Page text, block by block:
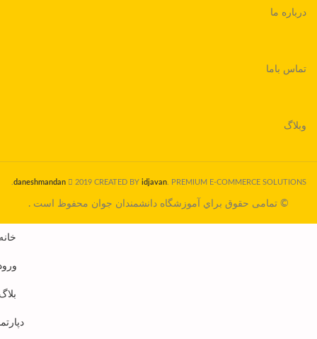
درباره ما
تماس باما
وبلاگ
daneshmandan 2019 CREATED BY idjavan. PREMIUM E-COMMERCE SOLUTIONS.
© تمامی حقوق براي آموزشگاه دانشمندان جوان محفوظ است .